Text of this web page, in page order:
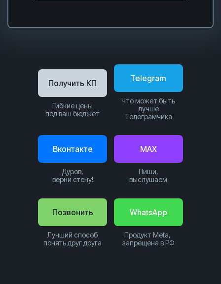
Позвонить
Лучший способ
понять друг друга
WhatsApp
Продукт Meta,
запрещена в РФ
Telegram
Что может быть
лучше
Телеграмчика
Вконтакте
Дуров,
верни стену!
Получить КП
Гибкие цены
под ваш бюджет
MAX
Пиши,
выслушаем